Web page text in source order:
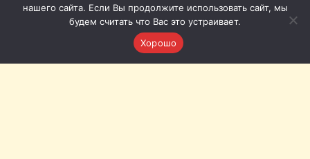
нашего сайта. Если Вы продолжите использовать сайт, мы
будем считать что Вас это устраивает.
Хорошо